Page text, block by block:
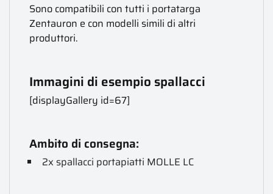
Sono compatibili con tutti i portatarga
Zentauron e con modelli simili di altri
produttori.
Immagini di esempio spallacci
[displayGallery id=67]
Ambito di consegna:
2x spallacci portapiatti MOLLE LC